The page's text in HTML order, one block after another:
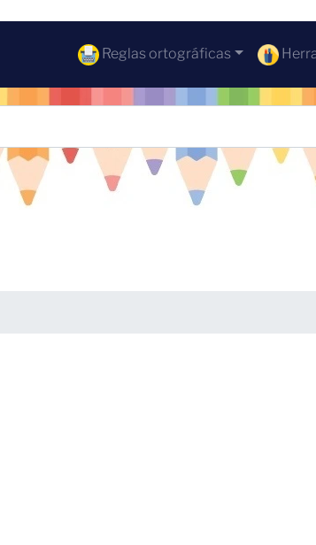
Reglas ortográficas